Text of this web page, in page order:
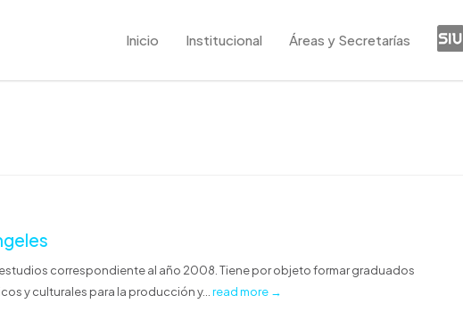
Inicio Institucional Áreas y Secretarías
correspondiente al año 2008. Tiene por objeto formar graduados
y culturales para la producción y... read more →